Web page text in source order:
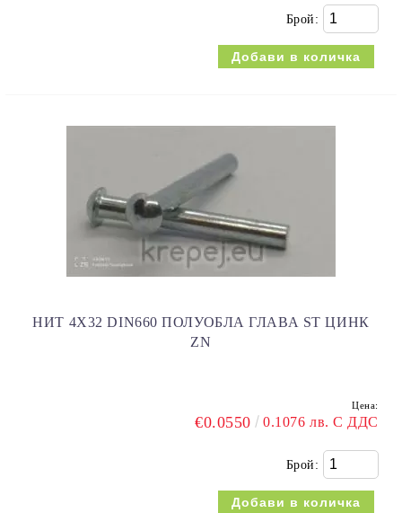
Брой:
НИТ 4Х32 DIN660 ПОЛУОБЛА ГЛАВА ST ЦИНК
ZN
Цена:
€0.0550 0.1076 лв. С ДДС
Брой: